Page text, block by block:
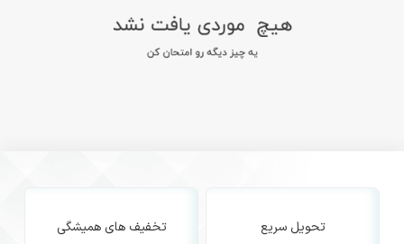
تحویل سریع تخفیف های همیشگی